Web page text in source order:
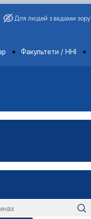
Для людей з вадами зору
Факультети / ННІ